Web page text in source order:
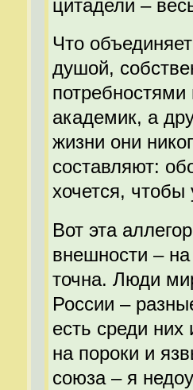
цитадели –
Что
душой,
академик, а
жизни они
составляют:
хочется,
Вот эта
внешности –
точна. Люди
России –
есть среди
на пороки и
союза – я